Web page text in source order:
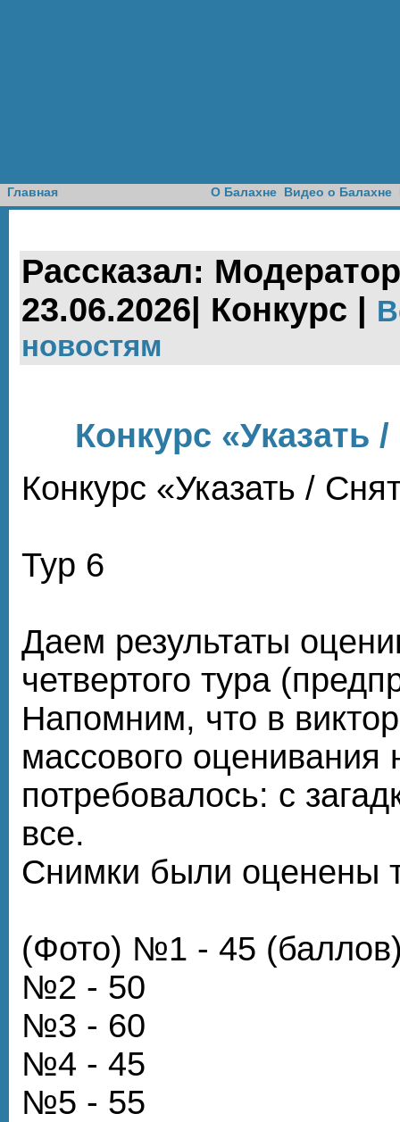
Главная О Балахне Видео о Балахне
Рассказал:
23.06.2026| Конкурс |
новостям
Конкурс «Указать
Конкурс «Указать /
Тур 6
Даем результаты
четвертого тура
Напомним, что в
массового оценивания
потребовалось: с
все.
Снимки были оценены
(Фото) №1 - 45
№2 - 50
№3 - 60
№4 - 45
№5 - 55